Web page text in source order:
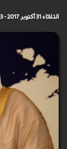
الثلاثاء 31 أكتوبر 2017 - 16:53 بتوقيت مكة